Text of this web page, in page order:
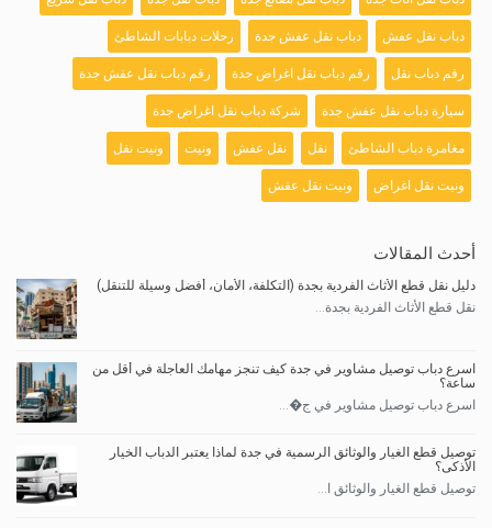
دباب نقل عفش دباب نقل عفش جدة رحلات دبابات الشاطئ
رقم دباب نقل رقم دباب نقل اغراض جدة رقم دباب نقل عفش جدة
سيارة دباب نقل عفش جدة شركة دباب نقل اغراض جدة
مغامرة دباب الشاطئ نقل نقل عفش ونيت ونيت نقل
ونيت نقل اغراض ونيت نقل عفش
أحدث المقالات
دليل نقل قطع الأثاث الفردية بجدة (التكلفة، الأمان، أفضل وسيلة للتنقل)
نقل قطع الأثاث الفردية بجدة...
اسرع دباب توصيل مشاوير في جدة كيف تنجز مهامك العاجلة في أقل من
ساعة؟
اسرع دباب توصيل مشاوير في ج�...
توصيل قطع الغيار والوثائق الرسمية في جدة لماذا يعتبر الدباب الخيار
الأذكى؟
توصيل قطع الغيار والوثائق ا...